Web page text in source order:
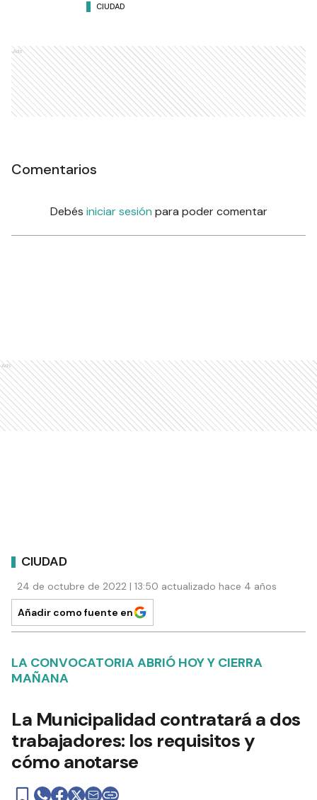
CIUDAD
Ads
Comentarios
Debés iniciar sesión para poder comentar
Ads
CIUDAD
24 de octubre de 2022 | 13:50 actualizado hace 4 años
Añadir como fuente en
LA CONVOCATORIA ABRIÓ HOY Y CIERRA
MAÑANA
La Municipalidad contratará a dos
trabajadores: los requisitos y
cómo anotarse